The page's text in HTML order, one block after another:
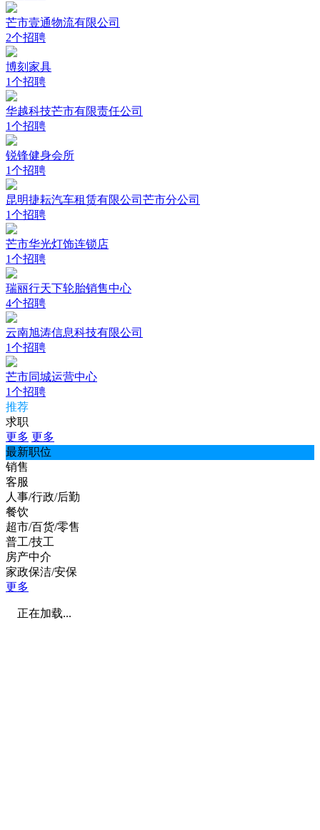
芒市壹通物流有限公司
2个招聘
博刻家具
1个招聘
华越科技芒市有限责任公司
1个招聘
锐锋健身会所
1个招聘
昆明捷耘汽车租赁有限公司芒市分公司
1个招聘
芒市华光灯饰连锁店
1个招聘
瑞丽行天下轮胎销售中心
4个招聘
云南旭涛信息科技有限公司
1个招聘
芒市同城运营中心
1个招聘
推荐
求职
更多 更多
最新职位
销售
客服
人事/行政/后勤
餐饮
超市/百货/零售
普工/技工
房产中介
家政保洁/安保
更多
正在加载...